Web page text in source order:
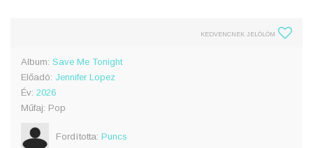
KEDVENCNEK JELÖLÖM
Album: Save Me Tonight
Előadó: Jennifer Lopez
Év: 2026
Műfaj: Pop
Fordította: Puncs